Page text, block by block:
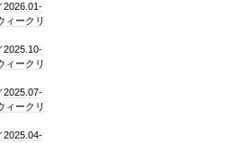
2026.01-
ィークリ
2025.10-
ィークリ
2025.07-
ィークリ
2025.04-